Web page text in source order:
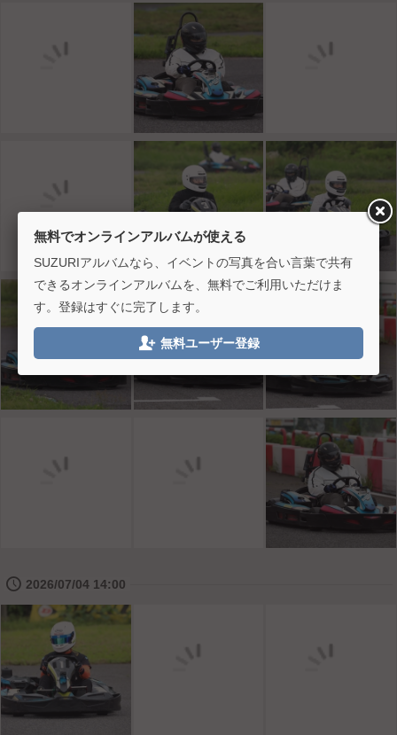
🕔 2026/07/04 14:00
無料でオンラインアルバムが使える
SUZURIアルバムなら、イベントの写真を合い言葉で共有
できるオンラインアルバムを、無料でご利用いただけま
す。登録はすぐに完了します。
 無料ユーザー登録